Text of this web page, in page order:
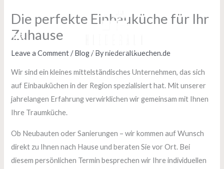
content
Die perfekte Einbauküche für Ihr
Zuhause
Leave a Comment /Blog / Byniederaltkuechen.de
Wir sind ein kleines mittelständisches Unternehmen, das sich
auf Einbauküchen in der Region spezialisiert hat. Mit unserer
jahrelangen Erfahrung verwirklichen wir gemeinsam mit Ihnen
Ihre Traumküche.
Ob Neubauten oder Sanierungen – wir kommen auf Wunsch
direkt zu Ihnen nach Hause und beraten Sie vor Ort. Bei
diesem persönlichen Termin besprechen wir Ihre individuellen